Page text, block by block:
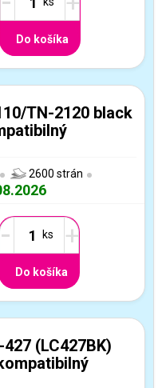
Do košíka
TN-2120 black
2600 strán
- +
Do košíka
(LC427BK)